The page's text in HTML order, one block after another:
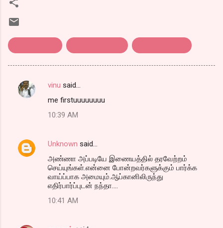
C
e
vinu said…
me firstuuuuuuuu
10:39 AM
Unknown said…
அண்ணா அப்படியே இணையத்தில் தரவேற்றம்
செய்யுங்கள்.என்னை போன்றவர்களுக்கும் பார்க்க
வாய்ப்பாக அமையும்.ஆப்கானிலிருந்து
எதிர்பார்ப்புடன் நந்தா....
10:41 AM